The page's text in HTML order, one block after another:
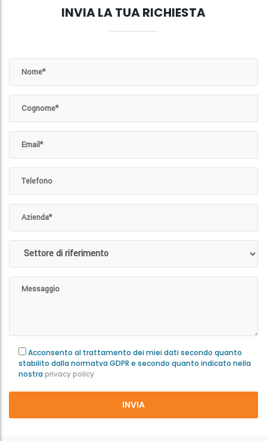
INVIA LA TUA RICHIESTA
Acconsento al trattamento dei miei dati secondo quanto
stabilito dalla normatva GDPR e secondo quanto indicato nella
nostra privacy policy